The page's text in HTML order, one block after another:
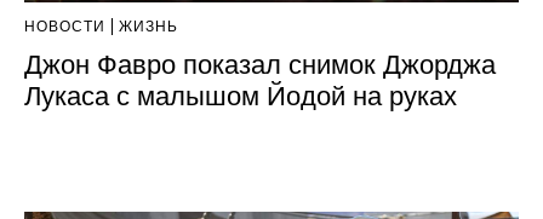
НОВОСТИ ЖИЗНЬ
Джон Фавро показал снимок Джорджа
Лукаса с малышом Йодой на руках